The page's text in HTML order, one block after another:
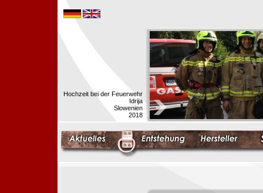
Hochzeit bei der Feuerwehr
Idrija
Slowenien
2018